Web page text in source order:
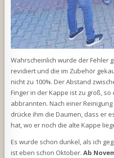
Wahrscheinlich wurde der Fehler
revidiert und die im Zubehör
nicht zu 100%. Der Abstand
Finger in der Kappe ist zu groß,
abbrannten. Nach einer
drücke ihm die Daumen, dass er
hat, wo er noch die alte Kappe
Es wurde schon dunkel, als ich
ist eben schon Oktober.Ab